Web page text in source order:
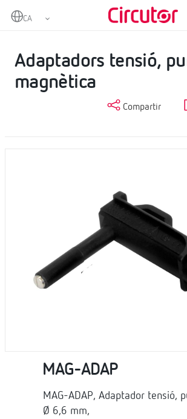
Home
Analitzadors de xarxes portàtils
Adaptadors tensió,
magnètica
Compartir
MAG-ADAP
MAG-ADAP, Adaptador tensió,
Ø 6,6 mm,